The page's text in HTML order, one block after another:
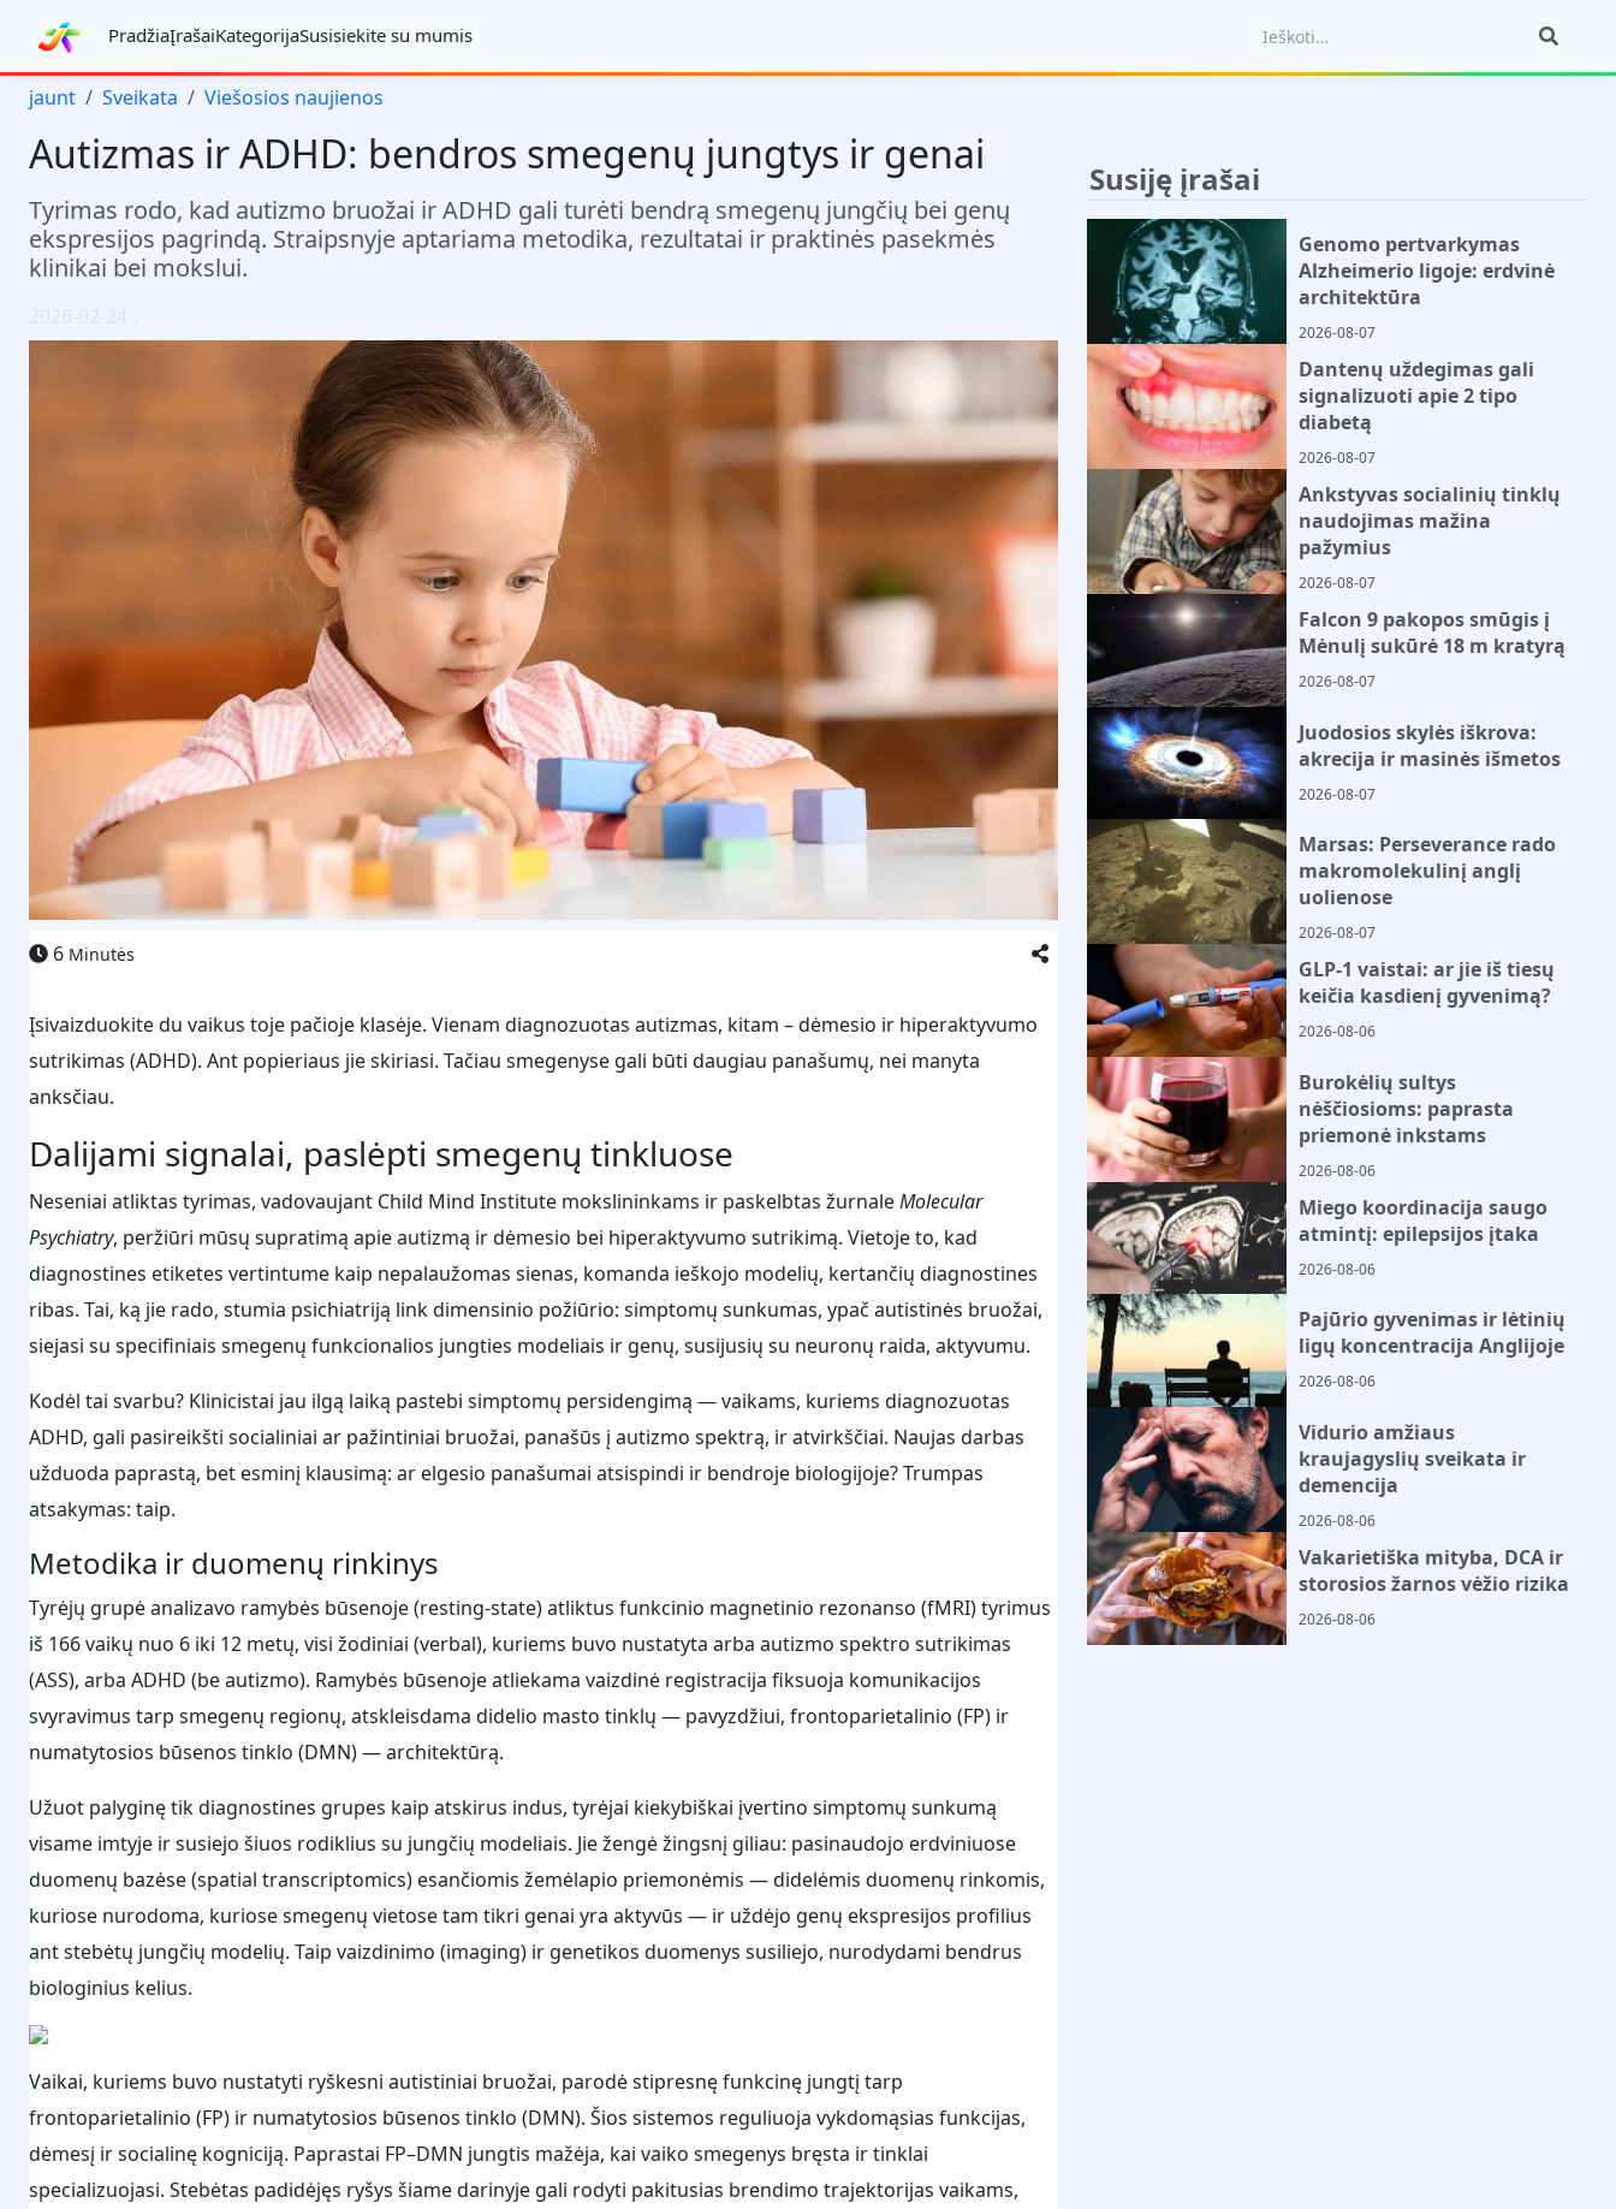
PradžiaĮrašaiKategorijaSusisiekite su mumis
jaunt Sveikata Viešosios naujienos
Autizmas ir ADHD: bendros smegenų jungtys ir genai
Tyrimas rodo, kad autizmo bruožai ir ADHD gali turėti bendrą smegenų jungčių bei genų
ekspresijos pagrindą. Straipsnyje aptariama metodika, rezultatai ir praktinės pasekmės
klinikai bei mokslui.
2026-02-24 .
6 Minutės
Įsivaizduokite du vaikus toje pačioje klasėje. Vienam diagnozuotas autizmas, kitam – dėmesio ir hiperaktyvumo
sutrikimas (ADHD). Ant popieriaus jie skiriasi. Tačiau smegenyse gali būti daugiau panašumų, nei manyta
anksčiau.
Dalijami signalai, paslėpti smegenų tinkluose
Neseniai atliktas tyrimas, vadovaujant Child Mind Institute mokslininkams ir paskelbtas žurnaleMolecular
Psychiatry, peržiūri mūsų supratimą apie autizmą ir dėmesio bei hiperaktyvumo sutrikimą. Vietoje to, kad
diagnostines etiketes vertintume kaip nepalaužomas sienas, komanda ieškojo modelių, kertančių diagnostines
ribas. Tai, ką jie rado, stumia psichiatriją link dimensinio požiūrio: simptomų sunkumas, ypač autistinės bruožai,
siejasi su specifiniais smegenų funkcionalios jungties modeliais ir genų, susijusių su neuronų raida, aktyvumu.
Kodėl tai svarbu? Klinicistai jau ilgą laiką pastebi simptomų persidengimą — vaikams, kuriems diagnozuotas
ADHD, gali pasireikšti socialiniai ar pažintiniai bruožai, panašūs į autizmo spektrą, ir atvirkščiai. Naujas darbas
užduoda paprastą, bet esminį klausimą: ar elgesio panašumai atsispindi ir bendroje biologijoje? Trumpas
atsakymas: taip.
Metodika ir duomenų rinkinys
Tyrėjų grupė analizavo ramybės būsenoje (resting-state) atliktus funkcinio magnetinio rezonanso (fMRI) tyrimus
iš 166 vaikų nuo 6 iki 12 metų, visi žodiniai (verbal), kuriems buvo nustatyta arba autizmo spektro sutrikimas
(ASS), arba ADHD (be autizmo). Ramybės būsenoje atliekama vaizdinė registracija fiksuoja komunikacijos
svyravimus tarp smegenų regionų, atskleisdama didelio masto tinklų — pavyzdžiui, frontoparietalinio (FP) ir
numatytosios būsenos tinklo (DMN) — architektūrą.
Užuot palyginę tik diagnostines grupes kaip atskirus indus, tyrėjai kiekybiškai įvertino simptomų sunkumą
visame imtyje ir susiejo šiuos rodiklius su jungčių modeliais. Jie žengė žingsnį giliau: pasinaudojo erdviniuose
duomenų bazėse (spatial transcriptomics) esančiomis žemėlapio priemonėmis — didelėmis duomenų rinkomis,
kuriose nurodoma, kuriose smegenų vietose tam tikri genai yra aktyvūs — ir uždėjo genų ekspresijos profilius
ant stebėtų jungčių modelių. Taip vaizdinimo (imaging) ir genetikos duomenys susiliejo, nurodydami bendrus
biologinius kelius.
Vaikai, kuriems buvo nustatyti ryškesni autistiniai bruožai, parodė stipresnę funkcinę jungtį tarp
frontoparietalinio (FP) ir numatytosios būsenos tinklo (DMN). Šios sistemos reguliuoja vykdomąsias funkcijas,
dėmesį ir socialinę kogniciją. Paprastai FP–DMN jungtis mažėja, kai vaiko smegenys bręsta ir tinklai
specializuojasi. Stebėtas padidėjęs ryšys šiame darinyje gali rodyti pakitusias brendimo trajektorijas vaikams,
Susiję įrašai
Genomo pertvarkymas
Alzheimerio ligoje: erdvinė
architektūra
2026-08-07
Dantenų uždegimas gali
signalizuoti apie 2 tipo
diabetą
2026-08-07
Ankstyvas socialinių tinklų
naudojimas mažina
pažymius
2026-08-07
Falcon 9 pakopos smūgis į
Mėnulį sukūrė 18 m kratyrą
2026-08-07
Juodosios skylės iškrova:
akrecija ir masinės išmetos
2026-08-07
Marsas: Perseverance rado
makromolekulinį anglį
uolienose
2026-08-07
GLP-1 vaistai: ar jie iš tiesų
keičia kasdienį gyvenimą?
2026-08-06
Burokėlių sultys
nėščiosioms: paprasta
priemonė inkstams
2026-08-06
Miego koordinacija saugo
atmintį: epilepsijos įtaka
2026-08-06
Pajūrio gyvenimas ir lėtinių
ligų koncentracija Anglijoje
2026-08-06
Vidurio amžiaus
kraujagyslių sveikata ir
demencija
2026-08-06
Vakarietiška mityba, DCA ir
storosios žarnos vėžio rizika
2026-08-06